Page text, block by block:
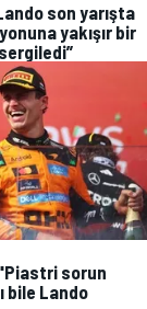
son yarışta
yakışır bir
sorun
bile Lando